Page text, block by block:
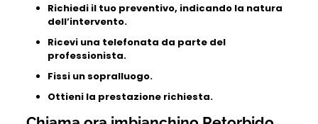
Richiedi il tuo preventivo, indicando la natura
dell’intervento.
Ricevi una telefonata da parte del
professionista.
Fissi un sopralluogo.
Ottieni la prestazione richiesta.